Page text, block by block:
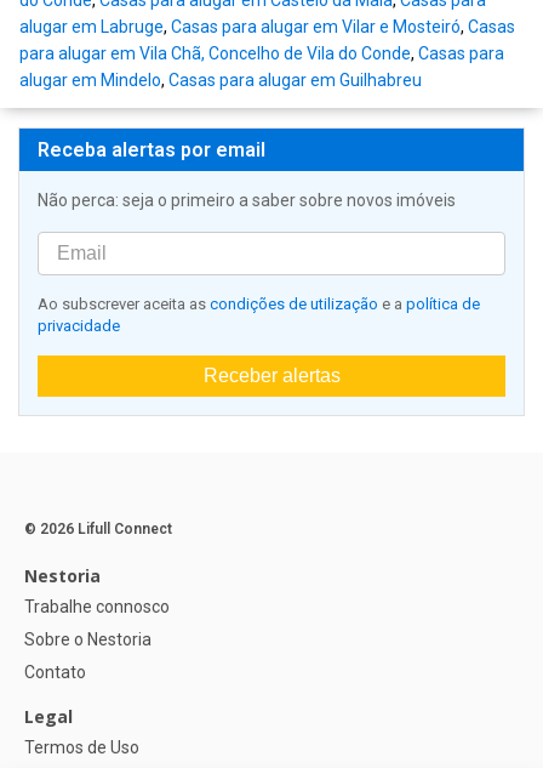
alugar em Labruge, Casas para alugar em Vilar e Mosteiró, Casas
para alugar em Vila Chã, Concelho de Vila do Conde, Casas para
alugar em Mindelo, Casas para alugar em Guilhabreu
Receba alertas por email
Não perca: seja o primeiro a saber sobre novos imóveis
Ao subscrever aceita as condições de utilização e a política de
privacidade
Receber alertas
© 2026 Lifull Connect
Nestoria
Trabalhe connosco
Sobre o Nestoria
Contato
Legal
Termos de Uso